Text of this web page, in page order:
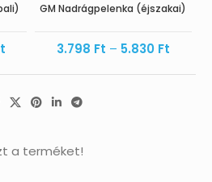
GM Nadrágpelenka (éjszakai)
3.798 Ft – 5.830 Ft
a terméket!